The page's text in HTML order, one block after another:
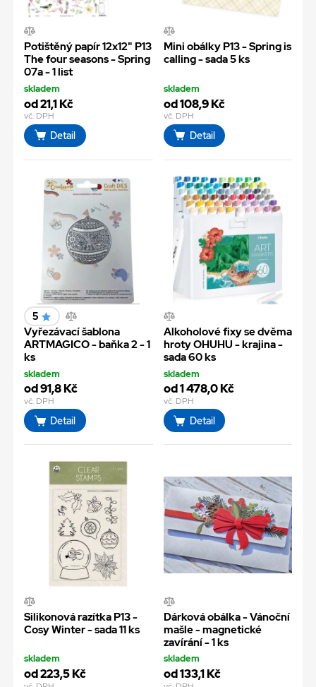
Potištěný papír 12x12" P13
The four seasons - Spring
07a - 1 list
skladem
od 21,1 Kč
vč. DPH
Detail
Mini obálky P13 - Spring is
calling - sada 5 ks
skladem
od 108,9 Kč
vč. DPH
Detail
5
Vyřezávací šablona
ARTMAGICO - baňka 2 - 1
ks
skladem
od 91,8 Kč
vč. DPH
Detail
Alkoholové fixy se dvěma
hroty OHUHU - krajina -
sada 60 ks
skladem
od 1 478,0 Kč
vč. DPH
Detail
Silikonová razítka P13 -
Cosy Winter - sada 11 ks
skladem
od 223,5 Kč
Dárková obálka - Vánoční
mašle - magnetické
zavírání - 1 ks
skladem
od 133,1 Kč